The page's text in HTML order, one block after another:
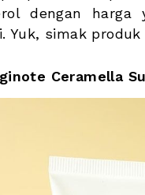
dengan harga
Yuk, simak
Ceramella